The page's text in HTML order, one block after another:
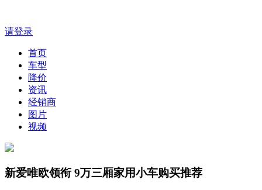
请登录
首页
车型
降价
资讯
经销商
图片
视频
新爱唯欧领衔 9万三厢家用小车购买推荐